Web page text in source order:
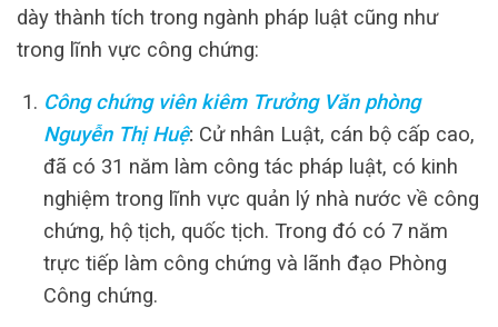
dày thành tích trong ngành pháp luật cũng như
trong lĩnh vực công chứng:
Công chứng viên kiêm Trưởng Văn phòng
Nguyễn Thị Huệ: Cử nhân Luật, cán bộ cấp cao,
đã có 31 năm làm công tác pháp luật, có kinh
nghiệm trong lĩnh vực quản lý nhà nước về công
chứng, hộ tịch, quốc tịch. Trong đó có 7 năm
trực tiếp làm công chứng và lãnh đạo Phòng
Công chứng.